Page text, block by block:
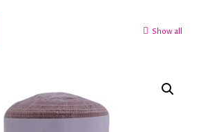
Show all